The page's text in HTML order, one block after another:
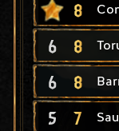
8
6 8
6 8
5 7